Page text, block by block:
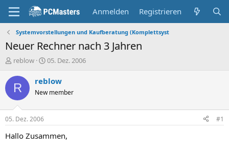
Anmelden Registrieren
Systemvorstellungen und Kaufberatung (Komplettsyst
Neuer Rechner nach 3 Jahren
E
s
e
r
reblow
E
s
e
t
a
05. Dez. 2006
R reblow
New member
05. Dez. 2006 #1
Hallo Zusammen,